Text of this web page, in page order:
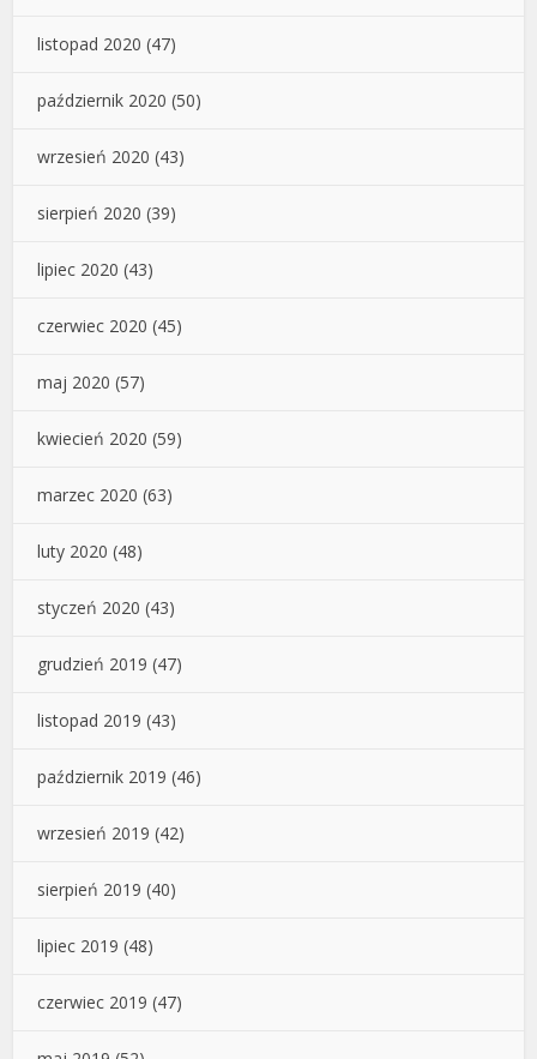
listopad 2020 (47)
październik 2020 (50)
wrzesień 2020 (43)
sierpień 2020 (39)
lipiec 2020 (43)
czerwiec 2020 (45)
maj 2020 (57)
kwiecień 2020 (59)
marzec 2020 (63)
luty 2020 (48)
styczeń 2020 (43)
grudzień 2019 (47)
listopad 2019 (43)
październik 2019 (46)
wrzesień 2019 (42)
sierpień 2019 (40)
lipiec 2019 (48)
czerwiec 2019 (47)